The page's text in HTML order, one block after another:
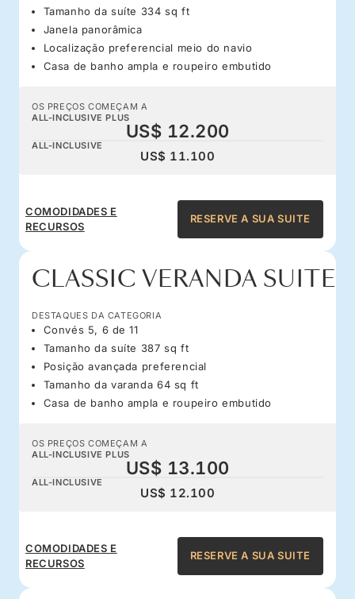
Tamanho da suíte 334 sq ft
Janela panorâmica
Localização preferencial meio do navio
Casa de banho ampla e roupeiro embutido
OS PREÇOS COMEÇAM A
ALL-INCLUSIVE PLUS
US$ 12.200
ALL-INCLUSIVE
US$ 11.100
COMODIDADES E
RECURSOS
RESERVE A SUA SUITE
CLASSIC VERANDA SUITE
DESTAQUES DA CATEGORIA
Convés 5, 6 de 11
Tamanho da suíte 387 sq ft
Posição avançada preferencial
Tamanho da varanda 64 sq ft
Casa de banho ampla e roupeiro embutido
OS PREÇOS COMEÇAM A
ALL-INCLUSIVE PLUS
US$ 13.100
ALL-INCLUSIVE
US$ 12.100
COMODIDADES E
RECURSOS
RESERVE A SUA SUITE